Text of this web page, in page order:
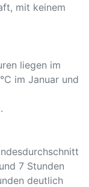
mit keinem
liegen im
im Januar und
7 Stunden
deutlich